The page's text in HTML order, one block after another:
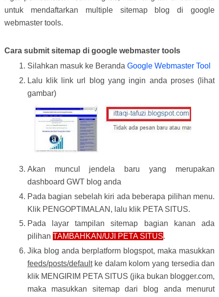
untuk mendaftarkan multiple sitemap blog di google
webmaster tools.
Cara submit sitemap di google webmaster tools
Silahkan masuk ke Beranda Google Webmaster Tool
Lalu klik link url blog yang ingin anda proses (lihat
gambar)
Akan muncul jendela baru yang merupakan
dashboard GWT blog anda
Pada bagian sebelah kiri ada beberapa pilihan menu.
Klik PENGOPTIMALAN, lalu klik PETA SITUS.
Pada layar tampilan sitemap bagian kanan ada
pilihan TAMBAHKAN/UJI PETA SITUS.
Jika blog anda berplatform blogspot, maka masukkan
feeds/posts/defaultke dalam kolom yang tersedia dan
klik MENGIRIM PETA SITUS (jika bukan blogger.com,
maka masukkan sitemap dari blog anda menurut